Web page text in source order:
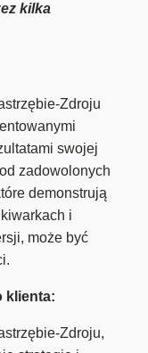
kilka
Zdroju
swojej
zadowolonych
demonstrują
i
może być
klienta:
Zdroju,